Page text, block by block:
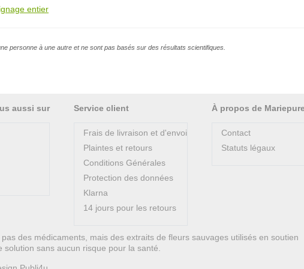
entier
personne à une autre et ne sont pas basés sur des résultats scientifiques.
aussi sur Service client
Frais de livraison et d'envoi
Plaintes et retours
Conditions Générales
Protection des données
Klarna
14 jours pour les retours
À propos de
Contact
Statuts légaux
des médicaments, mais des extraits de fleurs sauvages utilisés en soutien
sans aucun risque pour la santé.